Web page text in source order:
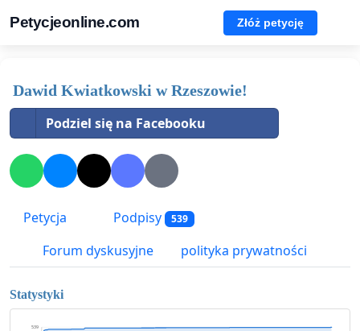
Petycjeonline.com Złóż petycję
Dawid Kwiatkowski w Rzeszowie!
Podziel się na Facebooku
Petycja Podpisy 539
Forum dyskusyjne polityka prywatności
Statystyki
539